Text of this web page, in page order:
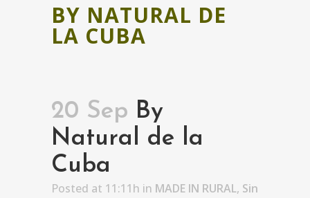
BY NATURAL DE
LA CUBA
20 Sep By
Natural de la
Cuba
Posted at 11:11h in MADE IN RURAL, Sin